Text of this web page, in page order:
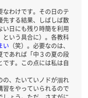
なわけです。その日のテ
先する結果、しばしば数
日にも残り時簡を利用
という具合に）。各教科
い （笑）。必要なのは、
であれば「中３の夏の段
す。この点には私は自
の、たいていノドが涸れ
をやっていられるので